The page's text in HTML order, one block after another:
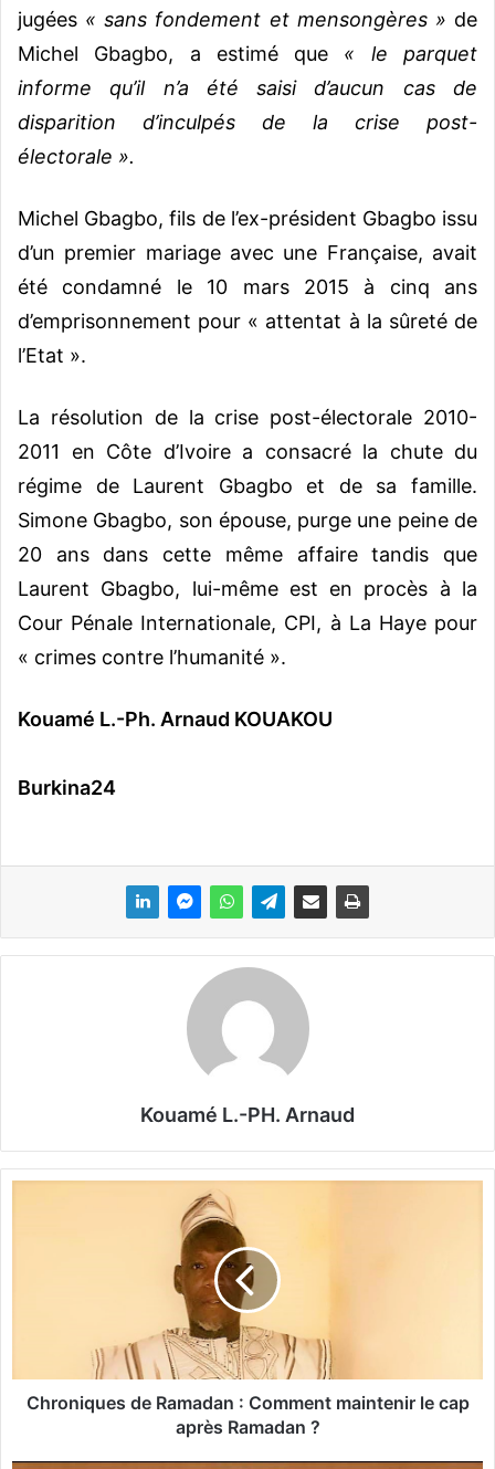
jugées « sans fondement et mensongères » de
Michel Gbagbo, a estimé que « le parquet
informe qu’il n’a été saisi d’aucun cas de
disparition d’inculpés de la crise post-
électorale ».
Michel Gbagbo, fils de l’ex-président Gbagbo issu
d’un premier mariage avec une Française, avait
été condamné le 10 mars 2015 à cinq ans
d’emprisonnement pour « attentat à la sûreté de
l’Etat ».
La résolution de la crise post-électorale 2010-
2011 en Côte d’Ivoire a consacré la chute du
régime de Laurent Gbagbo et de sa famille.
Simone Gbagbo, son épouse, purge une peine de
20 ans dans cette même affaire tandis que
Laurent Gbagbo, lui-même est en procès à la
Cour Pénale Internationale, CPI, à La Haye pour
« crimes contre l’humanité ».
Kouamé L.-Ph. Arnaud KOUAKOU
Burkina24
Kouamé L.-PH. Arnaud
e
Chroniques de Ramadan : Comment maintenir le cap
après Ramadan ?